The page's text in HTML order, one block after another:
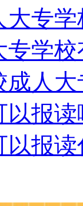
大专
学
人
报
报